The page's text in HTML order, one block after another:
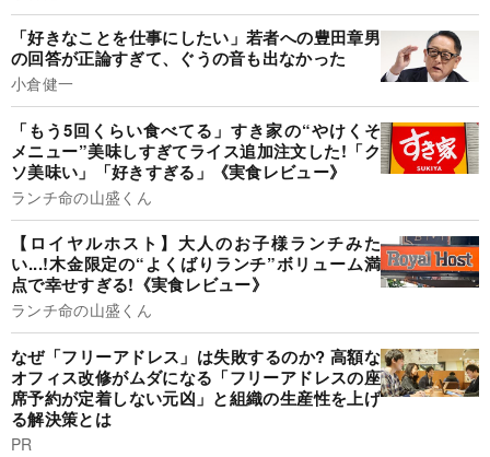
「好きなことを仕事にしたい」若者への豊田章男
の回答が正論すぎて、ぐうの音も出なかった
小倉健一
「もう5回くらい食べてる」すき家の“やけくそ
メニュー”美味しすぎてライス追加注文した!「ク
ソ美味い」「好きすぎる」《実食レビュー》
ランチ命の山盛くん
【ロイヤルホスト】大人のお子様ランチみた
い...!木金限定の“よくばりランチ”ボリューム満
点で幸せすぎる!《実食レビュー》
ランチ命の山盛くん
なぜ「フリーアドレス」は失敗するのか? 高額な
オフィス改修がムダになる「フリーアドレスの座
席予約が定着しない元凶」と組織の生産性を上げ
る解決策とは
PR